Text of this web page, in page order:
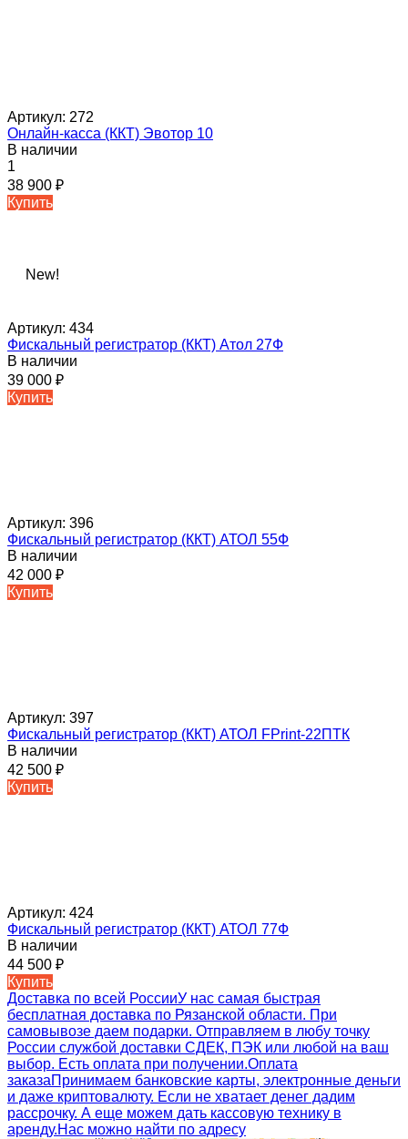
Артикул: 272
Онлайн-касса (ККТ) Эвотор 10
В наличии
1
38 900 ₽
Купить
New!
Артикул: 434
Фискальный регистратор (ККТ) Атол 27Ф
В наличии
39 000 ₽
Купить
Артикул: 396
Фискальный регистратор (ККТ) АТОЛ 55Ф
В наличии
42 000 ₽
Купить
Артикул: 397
Фискальный регистратор (ККТ) АТОЛ FPrint-22ПТК
В наличии
42 500 ₽
Купить
Артикул: 424
Фискальный регистратор (ККТ) АТОЛ 77Ф
В наличии
44 500 ₽
Купить
Доставка по всей РоссииУ нас самая быстрая
бесплатная доставка по Рязанской области. При
самовывозе даем подарки. Отправляем в любу точку
России службой доставки СДЕК, ПЭК или любой на ваш
выбор. Есть оплата при получении.Оплата
заказаПринимаем банковские карты, электронные деньги
и даже криптовалюту. Если не хватает денег дадим
рассрочку. А еще можем дать кассовую технику в
аренду.Нас можно найти по адресу